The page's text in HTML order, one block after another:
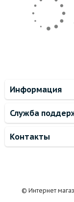
Информация
Служба
Контакты
© Интернет